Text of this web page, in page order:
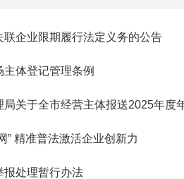
联企业限期履行法定义务的公告
体登记管理条例
局关于全市经营主体报送2025年度
” 精准普法激活企业创新力
报处理暂行办法